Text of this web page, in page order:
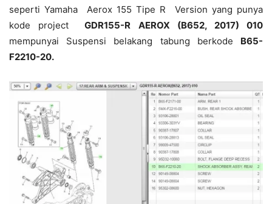
seperti Yamaha Aerox 155 Tipe R Version yang punya
kode projectGDR155-R AEROX (B652, 2017) 010
mempunyai Suspensi belakang tabung berkode B65-
F2210-20.